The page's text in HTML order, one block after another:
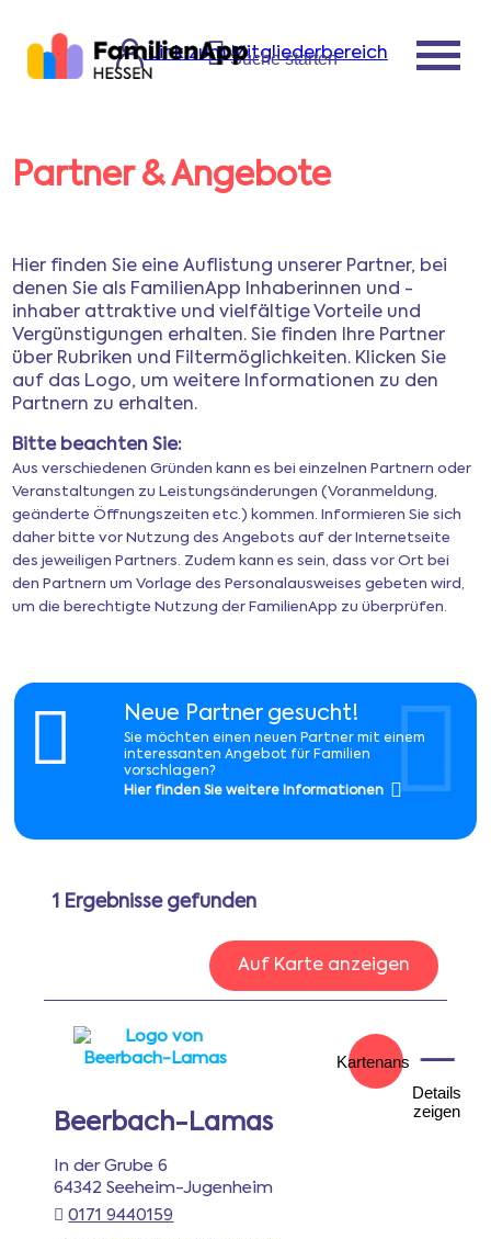
Link zum Mitgliederbereich
Suche starten
Startseite
Leistungen der
FamilienApp
Aktuelles, Tipps,
Veranstaltungen
Partner & Angebote
Newsletter
Anmeldung
Mitgliederbereich
Ferientipps
Partner & Angebote
Hier finden Sie eine Auflistung unserer Partner, bei
denen Sie als FamilienApp Inhaberinnen und -
inhaber attraktive und vielfältige Vorteile und
Vergünstigungen erhalten. Sie finden Ihre Partner
über Rubriken und Filtermöglichkeiten. Klicken Sie
auf das Logo, um weitere Informationen zu den
Partnern zu erhalten.
Bitte beachten Sie:
Aus verschiedenen Gründen kann es bei einzelnen Partnern oder
Veranstaltungen zu Leistungsänderungen (Voranmeldung,
geänderte Öffnungszeiten etc.) kommen. Informieren Sie sich
daher bitte vor Nutzung des Angebots auf der Internetseite
des jeweiligen Partners. Zudem kann es sein, dass vor Ort bei
den Partnern um Vorlage des Personalausweises gebeten wird,
um die berechtigte Nutzung der FamilienApp zu überprüfen.
Neue Partner gesucht!
Sie möchten einen neuen Partner mit einem
interessanten Angebot für Familien
vorschlagen?
Hier finden Sie weitere Informationen
1 Ergebnisse gefunden
Auf Karte anzeigen
Beerbach-Lamas
In der Grube 6
64342 Seeheim-Jugenheim
0171 9440159
Kartenansicht
Details
zeigen